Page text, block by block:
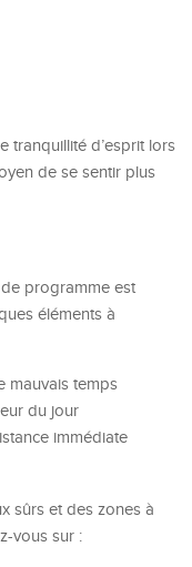
tranquillité d’esprit lors
de se sentir plus
programme est
éléments à
mauvais temps
du jour
immédiate
sûrs et des zones à
vous sur :